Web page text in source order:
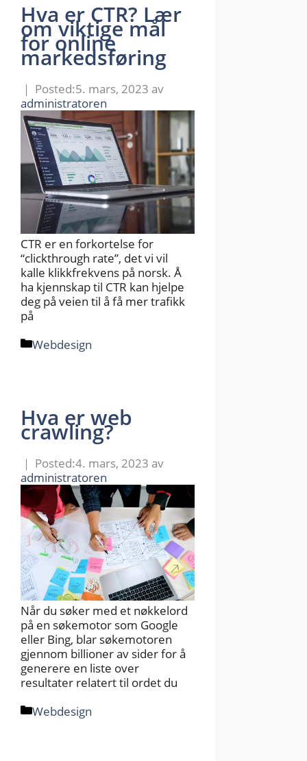
Hva er CTR? Lær
om viktige mål
for online
markedsføring
5. mars, 2023 av
administratoren
CTR er en forkortelse for
“clickthrough rate”, det vi vil
kalle klikkfrekvens på norsk. Å
ha kjennskap til CTR kan hjelpe
deg på veien til å få mer trafikk
på
Kategorier
Webdesign
Hva er web
crawling?
4. mars, 2023 av
administratoren
Når du søker med et nøkkelord
på en søkemotor som Google
eller Bing, blar søkemotoren
gjennom billioner av sider for å
generere en liste over
resultater relatert til ordet du
Kategorier
Webdesign